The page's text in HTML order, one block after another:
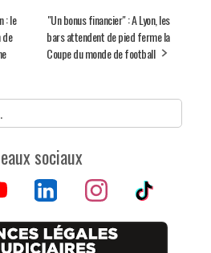
: le
"Un bonus financier" : A Lyon, les
bars attendent de pied ferme la
Coupe du monde de football
sociaux